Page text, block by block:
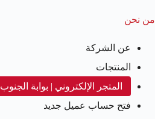
من نحن
عن الشركة
المنتجات
المتجر الإلكتروني | بوابة الجنوب
فتح حساب عميل جديد